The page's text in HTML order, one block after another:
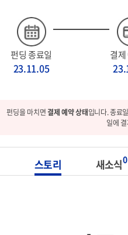
펀딩 종료일
23.11.05
결
펀딩을 마치면결제 예약 상태입니다. 종료
일에
스토리 새소식0